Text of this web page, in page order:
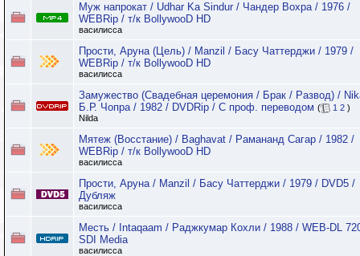
Муж напрокат / Udhar Ka Sindur / Чандер Вохра / 1976 /
WEBRip / т/к BollywooD HD
василисса
Прости, Аруна (Цель) / Manzil / Басу Чаттерджи / 1979 /
WEBRip / т/к BollywooD HD
василисса
Замужество (Свадебная церемония / Брак / Развод) /
Б.Р. Чопра / 1982 / DVDRip / С проф. переводом ( 1 2 )
Nilda
Мятеж (Восстание) / Baghavat / Рамананд Сагар / 1982 /
WEBRip / т/к BollywooD HD
василисса
Прости, Аруна / Manzil / Басу Чаттерджи / 1979 / DVD5 /
Дубляж
василисса
Месть / Intаqаam / Раджкумар Кохли / 1988 / WEB-DL
SDI Media
василисса